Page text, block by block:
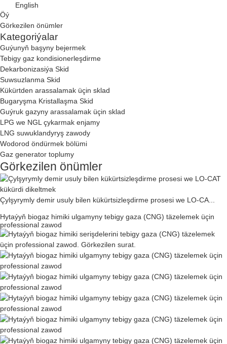
English
Öý
Görkezilen önümler
Kategoriýalar
Guýunyň başyny bejermek
Tebigy gaz kondisionerleşdirme
Dekarbonizasiýa Skid
Suwsuzlanma Skid
Kükürtden arassalamak üçin sklad
Bugaryşma Kristallaşma Skid
Guýruk gazyny arassalamak üçin sklad
LPG we NGL çykarmak enjamy
LNG suwuklandyryş zawody
Wodorod öndürmek bölümi
Gaz generator toplumy
Görkezilen önümler
Çylşyrymly demir usuly bilen kükürtsizleşdirme prosesi we LO-CA...
Hytaýyň biogaz himiki ulgamyny tebigy gaza (CNG) täzelemek üçin
professional zawod